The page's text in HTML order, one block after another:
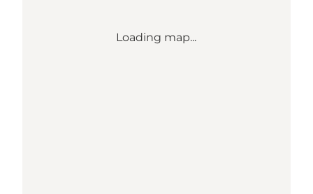
Loading map...